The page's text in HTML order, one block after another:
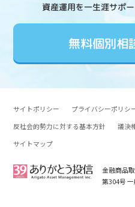
資産運用を一生涯サポ
無料個別相
サイトポリシー プライバシーポリシ
反社会的勢力に対する基本方針
議決
サイトマップ
金融商品
第304号